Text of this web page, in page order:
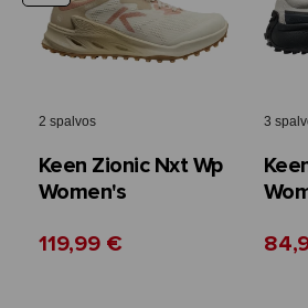
2 spalvos
Keen Zionic Nxt Wp
Women's
119,99 €
3